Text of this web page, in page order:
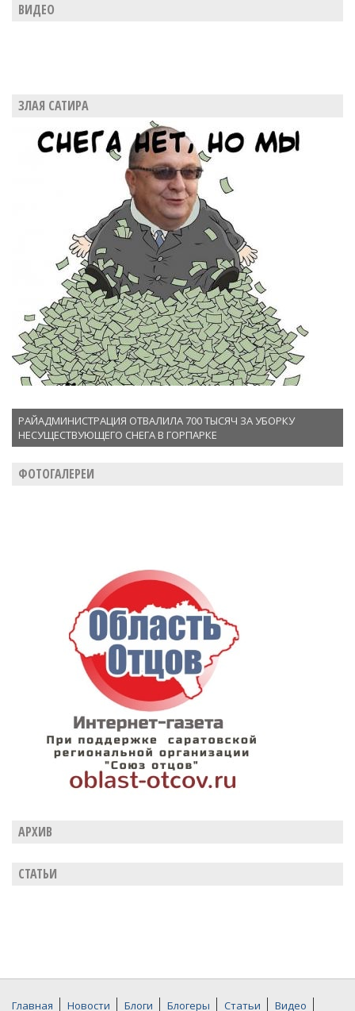
ВИДЕО
ЗЛАЯ САТИРА
РАЙАДМИНИСТРАЦИЯ ОТВАЛИЛА 700 ТЫСЯЧ ЗА УБОРКУ
НЕСУЩЕСТВУЮЩЕГО СНЕГА В ГОРПАРКЕ
ФОТОГАЛЕРЕИ
АРХИВ
СТАТЬИ
Главная Новости Блоги Блогеры Статьи Видео